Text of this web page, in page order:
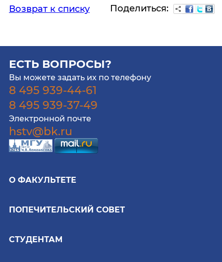
Возврат к списку Поделиться:
ЕСТЬ ВОПРОСЫ?
Вы можете задать их по телефону
8 495 939-44-61
8 495 939-37-49
Электронной почте
hstv@bk.ru
О ФАКУЛЬТЕТЕ
ПОПЕЧИТЕЛЬСКИЙ СОВЕТ
СТУДЕНТАМ